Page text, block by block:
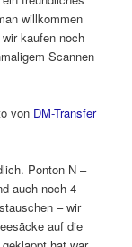
willkommen
kaufen noch
Scannen
von DM-Transfer
Ponton N –
auch noch 4
– wir
auf die